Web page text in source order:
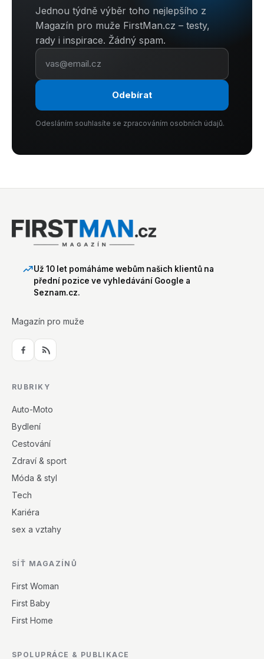
Jednou týdně výběr toho nejlepšího z
Magazín pro muže FirstMan.cz – testy,
rady i inspirace. Žádný spam.
Odebírat
Odesláním souhlasíte se zpracováním osobních údajů.
Už 10 let pomáháme webům našich klientů na
přední pozice ve vyhledávání Google a
Seznam.cz.
Magazín pro muže
RUBRIKY
Auto-Moto
Bydlení
Cestování
Zdraví & sport
Móda & styl
Tech
Kariéra
sex a vztahy
SÍŤ MAGAZÍNŮ
First Woman
First Baby
First Home
SPOLUPRÁCE & PUBLIKACE